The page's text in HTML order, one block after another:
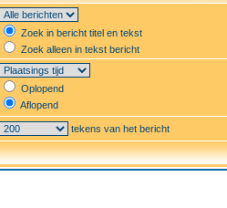
Zoek in bericht titel en tekst
Zoek alleen in tekst bericht
Oplopend
Aflopend
tekens van het bericht